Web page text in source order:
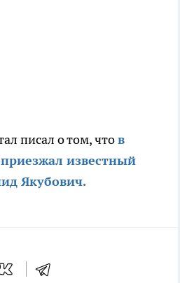
писал о том, чтов
известный
Якубович.